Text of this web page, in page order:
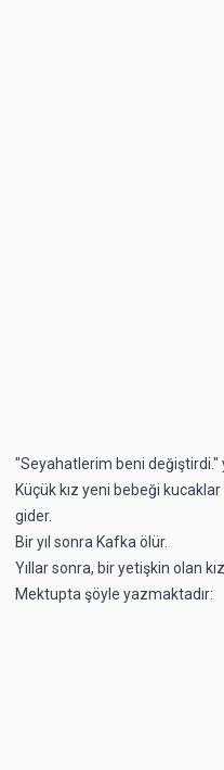
"Seyahatlerim beni değiştirdi."
Küçük kız yeni bebeği
gider.
Bir yıl sonra Kafka ölür.
Yıllar sonra, bir yetişkin olan
Mektupta şöyle yazmaktadır: